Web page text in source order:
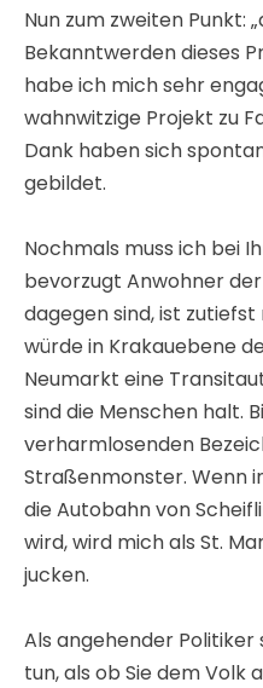
Nun zum zweiten Punkt:
Bekanntwerden dieses
habe ich mich sehr
wahnwitzige Projekt zu
Dank haben sich
gebildet.
Nochmals muss ich bei
bevorzugt Anwohner
dagegen sind, ist
würde in Krakauebene
Neumarkt eine
sind die Menschen halt.
verharmlosenden
Straßenmonster. Wenn
die Autobahn von
wird, wird mich als St.
jucken.
Als angehender Politiker
tun, als ob Sie dem Volk